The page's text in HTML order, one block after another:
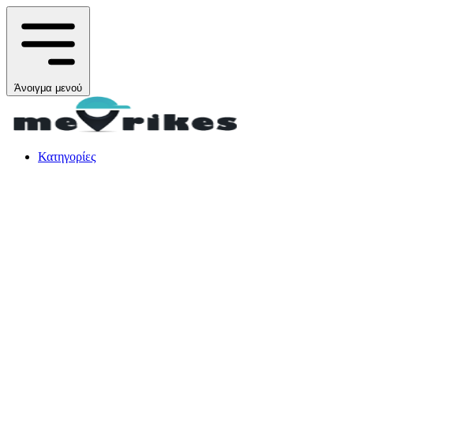
Άνοιγμα μενού
Κατηγορίες